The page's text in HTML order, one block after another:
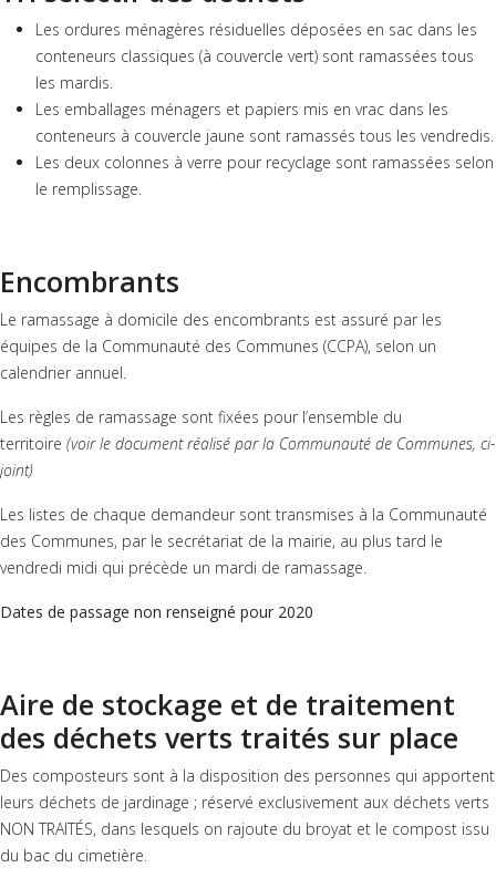
Les ordures ménagères résiduelles déposées en sac dans les
conteneurs classiques (à couvercle vert) sont ramassées tous
les mardis.
Les emballages ménagers et papiers mis en vrac dans les
conteneurs à couvercle jaune sont ramassés tous les vendredis.
Les deux colonnes à verre pour recyclage sont ramassées selon
le remplissage.
Encombrants
Le ramassage à domicile des encombrants est assuré par les
équipes de la Communauté des Communes (CCPA), selon un
calendrier annuel.
Les règles de ramassage sont fixées pour l’ensemble du
territoire (voir le document réalisé par la Communauté de Communes, ci-
joint)
Les listes de chaque demandeur sont transmises à la Communauté
des Communes, par le secrétariat de la mairie, au plus tard le
vendredi midi qui précède un mardi de ramassage.
Dates de passage non renseigné pour 2020
Aire de stockage et de traitement
des déchets verts traités sur place
Des composteurs sont à la disposition des personnes qui apportent
leurs déchets de jardinage ; réservé exclusivement aux déchets verts
NON TRAITÉS, dans lesquels on rajoute du broyat et le compost issu
du bac du cimetière.